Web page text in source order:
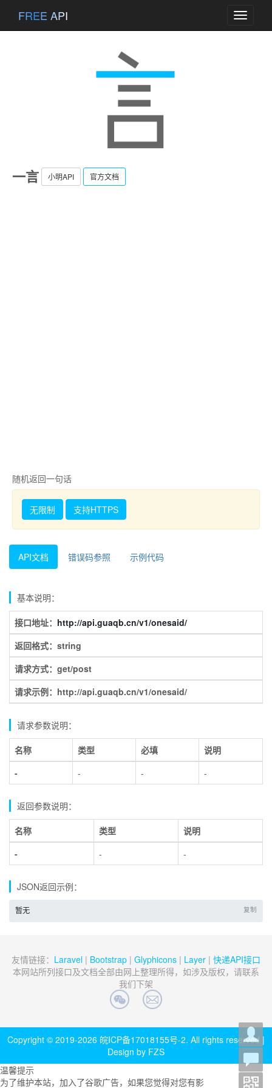
Toggle
FREE API
一言 小明API 官方文档
随机返回一句话
无限制 支持HTTPS
API文档 错误码参照 示例代码
基本说明：
接口地址： http://api.guaqb.cn/v1/onesaid/
返回格式：string
请求方式：get/post
请求示例：http://api.guaqb.cn/v1/onesaid/
请求参数说明：
名称 类型 必填
说明
-
- - -
返回参数说明：
名称 类型
说明
-
- -
JSON返回示例：
复制
暂无
友情链接： Laravel | Bootstrap | Glyphicons | Layer | 快递API接口
本网站所列接口及文档全部由网上整理所得，如涉及版权，请联系
我们下架
Copyright © 2019-2026 皖ICP备17018155号-2. All rights reserved |
Design by FZS
温馨提示
为了维护本站，加入了谷歌广告，如果您觉得对您有影